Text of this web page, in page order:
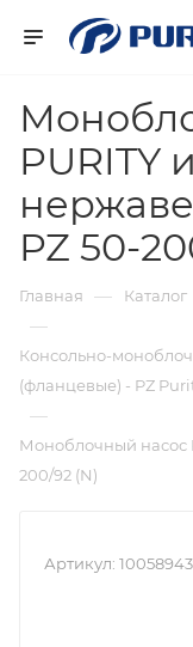
PURITY
PZ 50-
Главная — Каталог
—
Консольно-
(фланцевые) - PZ
—
Моноблочный насос
200/92 (N)
Артикул: